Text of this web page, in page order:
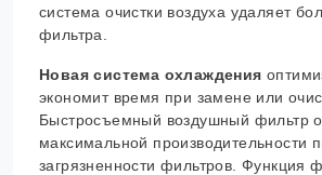
система очистки воздуха удаляет
фильтра.
Новая система охлаждения
экономит время при замене или
Быстросъемный воздушный фильтр
максимальной производительности
загрязненности фильтров. Функция